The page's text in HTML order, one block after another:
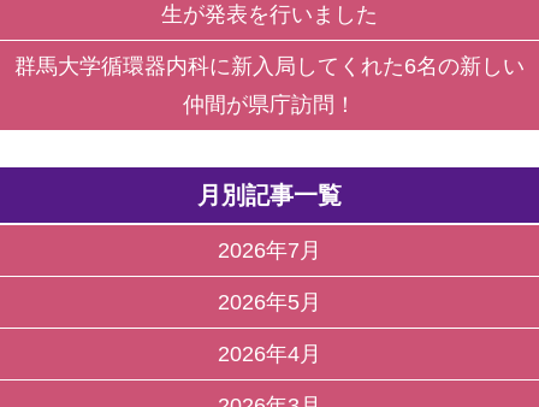
生が発表を行いました
群馬大学循環器内科に新入局してくれた6名の新しい
仲間が県庁訪問！
月別記事一覧
2026年7月
2026年5月
2026年4月